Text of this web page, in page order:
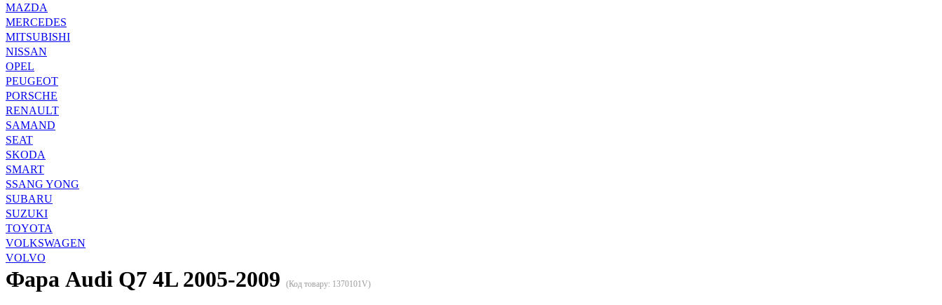
MAZDA
MERCEDES
MITSUBISHI
NISSAN
OPEL
PEUGEOT
PORSCHE
RENAULT
SAMAND
SEAT
SKODA
SMART
SSANG YONG
SUBARU
SUZUKI
TOYOTA
VOLKSWAGEN
VOLVO
Фара Audi Q7 4L 2005-2009 (Код товару: 1370101V)